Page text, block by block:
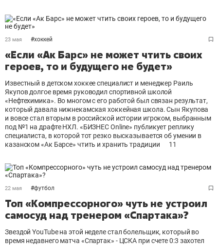
23 мая #хоккей
«Если «Ак Барс» не может чтить своих
героев, то и будущего не будет»
Известный в детском хоккее специалист и менеджер Раиль
Якупов долгое время руководил спортивной школой
«Нефтехимика». Во многом с его работой был связан результат,
который давала нижнекамская хоккейная школа. Сын Якупова
и вовсе стал вторым в российской истории игроком, выбранным
под №1 на драфте НХЛ. «БИЗНЕС Online» публикует реплику
специалиста, в которой тот резко высказывается об умении в
казанском «Ак Барсе» чтить и хранить традиции
11
22 мая #футбол
Топ «Компрессорного» чуть не устроил
самосуд над тренером «Спартака»?
Звездой YouTube на этой неделе стал болельщик, который во
время недавнего матча «Спартак» - ЦСКА при счете 0:3 захотел